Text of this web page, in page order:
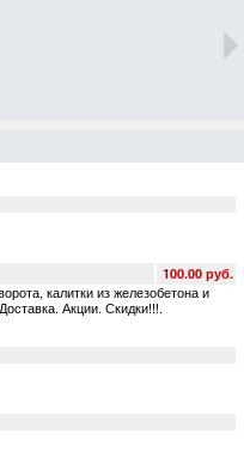
100.00 руб.
, калитки из железобетона и
Акции. Скидки!!!.